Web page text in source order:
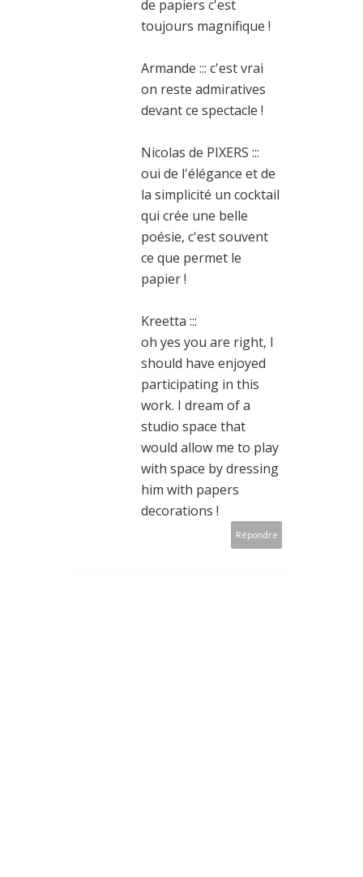
de papiers c'est
toujours magnifique !
Armande ::: c'est vrai
on reste admiratives
devant ce spectacle !
Nicolas de PIXERS :::
oui de l'élégance et de
la simplicité un cocktail
qui crée une belle
poésie, c'est souvent
ce que permet le
papier !
Kreetta :::
oh yes you are right, I
should have enjoyed
participating in this
work. I dream of a
studio space that
would allow me to play
with space by dressing
him with papers
decorations !
Répondre